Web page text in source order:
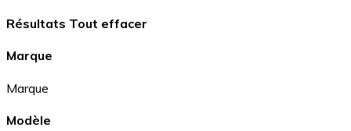
Résultats Tout effacer
Marque
Marque
Modèle